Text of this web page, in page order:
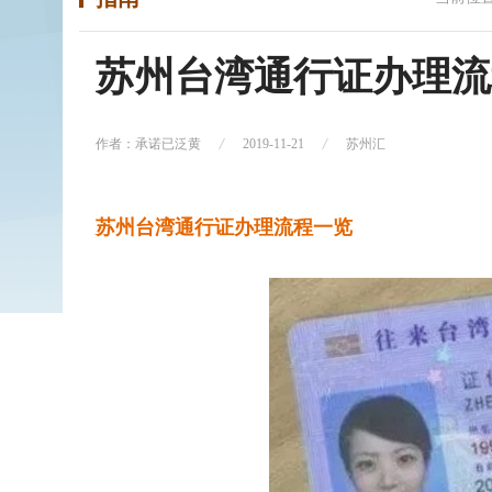
苏州台湾通行证办理
作者：承诺已泛黄 2019-11-21 苏州汇
苏州台湾通行证办理流程一览